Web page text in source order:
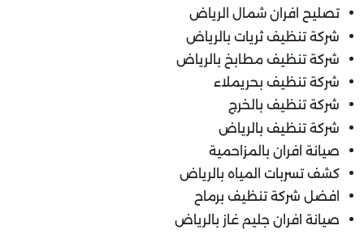
تصليح افران شمال الرياض
شركة تنظيف ثريات بالرياض
شركة تنظيف مطابخ بالرياض
شركة تنظيف بحريملاء
شركة تنظيف بالخرج
شركة تنظيف بالرياض
صيانة افران بالمزاحمية
كشف تسربات المياه بالرياض
افضل شركة تنظيف برماح
صيانة افران جليم غاز بالرياض